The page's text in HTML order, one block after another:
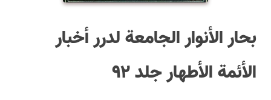
بحار الأنوار الجامعة لدرر أخبار
الأئمة الأطهار جلد ۹۲